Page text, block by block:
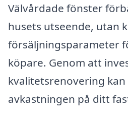
Välvårdade fönster
husets utseende, utan
försäljningsparameter
köpare. Genom att
kvalitetsrenovering
avkastningen på ditt